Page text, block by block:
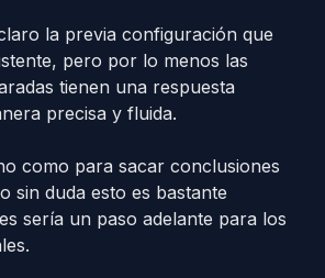
la previa configuración que
pero por lo menos las
tienen una respuesta
precisa y fluida.
como para sacar conclusiones
sin duda esto es bastante
sería un paso adelante para los